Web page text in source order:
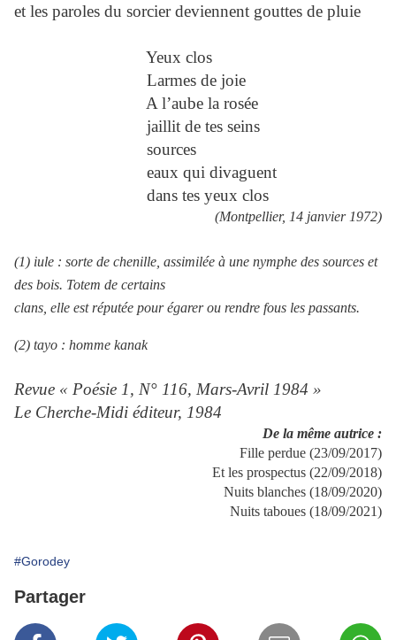
et les paroles du sorcier deviennent gouttes de pluie
Yeux clos
Larmes de joie
A l’aube la rosée
jaillit de tes seins
sources
eaux qui divaguent
dans tes yeux clos
(Montpellier, 14 janvier 1972)
(1) iule : sorte de chenille, assimilée à une nymphe des sources et
des bois. Totem de certains
clans, elle est réputée pour égarer ou rendre fous les passants.
(2) tayo : homme kanak
Revue « Poésie 1, N° 116, Mars-Avril 1984 »
Le Cherche-Midi éditeur, 1984
De la même autrice :
Fille perdue (23/09/2017)
Et les prospectus (22/09/2018)
Nuits blanches (18/09/2020)
Nuits taboues (18/09/2021)
#Gorodey
Partager